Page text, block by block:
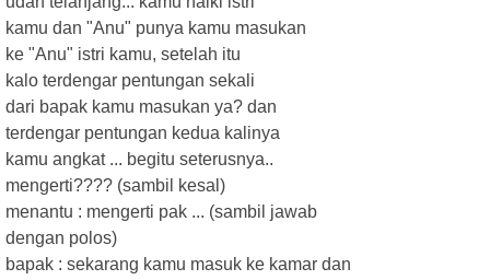
kamu dan "Anu" punya kamu masukan
ke "Anu" istri kamu, setelah itu
kalo terdengar pentungan sekali
dari bapak kamu masukan ya? dan
terdengar pentungan kedua kalinya
kamu angkat ... begitu seterusnya..
mengerti???? (sambil kesal)
menantu : mengerti pak ... (sambil jawab
dengan polos)
bapak : sekarang kamu masuk ke kamar dan